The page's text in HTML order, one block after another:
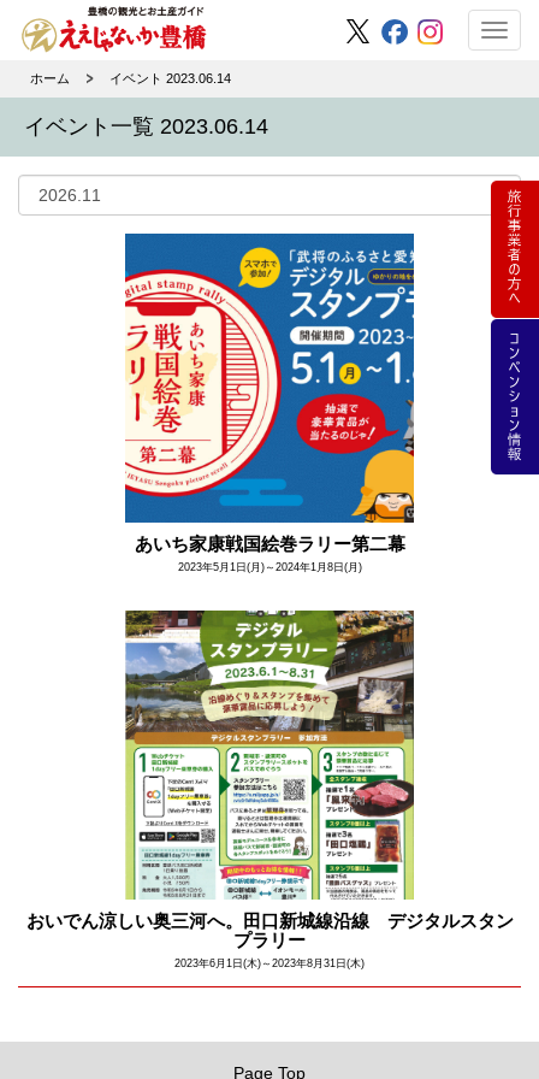
ホーム イベント 2023.06.14
イベント一覧 2023.06.14
あいち家康戦国絵巻ラリー第二幕
2023年5月1日(月)～2024年1月8日(月)
おいでん涼しい奥三河へ。田口新城線沿線 デジタルスタン
プラリー
2023年6月1日(木)～2023年8月31日(木)
Page Top